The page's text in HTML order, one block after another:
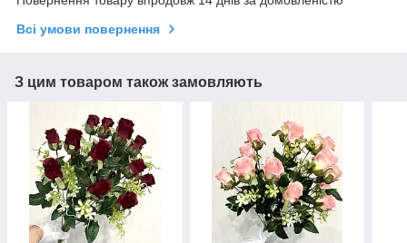
Всі умови повернення
З цим товаром також замовляють